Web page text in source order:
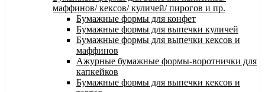
маффинов/ кексов/ куличей/ пирогов и пр.
Бумажные формы для конфет
Бумажные формы для выпечки куличей
Бумажные формы для выпечки кексов и
маффинов
Ажурные бумажные формы-воротнички для
капкейков
Бумажные формы для выпечки кексов и